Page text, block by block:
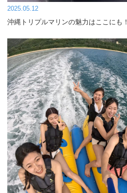
2025.05.12
沖縄トリプルマリンの魅力はここにも！